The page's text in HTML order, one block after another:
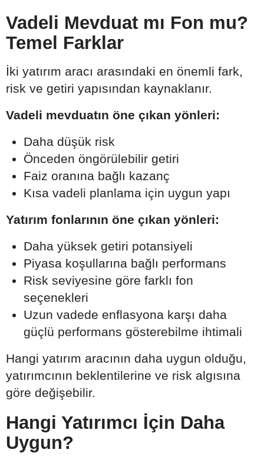
Vadeli Mevduat mı Fon mu?
Temel Farklar
İki yatırım aracı arasındaki en önemli fark,
risk ve getiri yapısından kaynaklanır.
Vadeli mevduatın öne çıkan yönleri:
Daha düşük risk
Önceden öngörülebilir getiri
Faiz oranına bağlı kazanç
Kısa vadeli planlama için uygun yapı
Yatırım fonlarının öne çıkan yönleri:
Daha yüksek getiri potansiyeli
Piyasa koşullarına bağlı performans
Risk seviyesine göre farklı fon
seçenekleri
Uzun vadede enflasyona karşı daha
güçlü performans gösterebilme ihtimali
Hangi yatırım aracının daha uygun olduğu,
yatırımcının beklentilerine ve risk algısına
göre değişebilir.
Hangi Yatırımcı İçin Daha
Uygun?